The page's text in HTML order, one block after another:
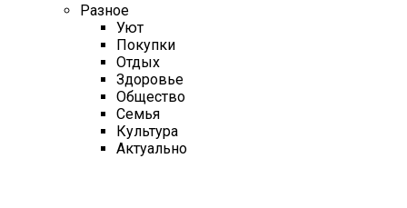
Разное
Уют
Покупки
Отдых
Здоровье
Общество
Семья
Культура
Актуально